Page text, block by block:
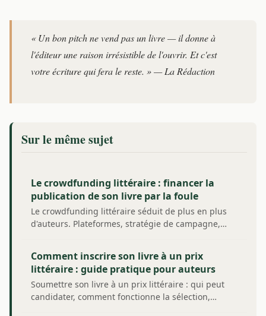
« Un bon pitch ne vend pas un livre — il donne à
l'éditeur une raison irrésistible de l'ouvrir. Et c'est
votre écriture qui fera le reste. » — La Rédaction
Sur le même sujet
Le crowdfunding littéraire : financer la
publication de son livre par la foule
Le crowdfunding littéraire séduit de plus en plus
d'auteurs. Plateformes, stratégie de campagne,…
Comment inscrire son livre à un prix
littéraire : guide pratique pour auteurs
Soumettre son livre à un prix littéraire : qui peut
candidater, comment fonctionne la sélection,…